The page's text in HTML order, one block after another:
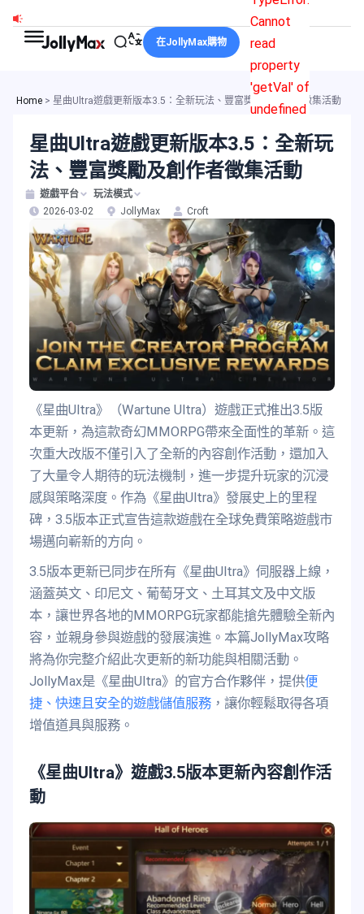
Cannot
read
property
'getVal' of
undefined
在JollyMax購物
Home > 星曲Ultra遊戲更新版本3.5：全新玩法、豐富獎勵及創作者徵集活動
星曲Ultra遊戲更新版本3.5：全新玩
法、豐富獎勵及創作者徵集活動
遊戲平台
玩法模式
2026-03-02
JollyMax Croft
《星曲Ultra》（Wartune Ultra）遊戲正式推出3.5版
本更新，為這款奇幻MMORPG帶來全面性的革新。這
次重大改版不僅引入了全新的內容創作活動，還加入
了大量令人期待的玩法機制，進一步提升玩家的沉浸
感與策略深度。作為《星曲Ultra》發展史上的里程
碑，3.5版本正式宣告這款遊戲在全球免費策略遊戲市
場邁向嶄新的方向。
3.5版本更新已同步在所有《星曲Ultra》伺服器上線，
涵蓋英文、印尼文、葡萄牙文、土耳其文及中文版
本，讓世界各地的MMORPG玩家都能搶先體驗全新內
容，並親身參與遊戲的發展演進。本篇JollyMax攻略
將為你完整介紹此次更新的新功能與相關活動。
JollyMax是《星曲Ultra》的官方合作夥伴，提供便
捷、快速且安全的遊戲儲值服務 ，讓你輕鬆取得各項
增值道具與服務。
《星曲Ultra》遊戲3.5版本更新內容創作活
動